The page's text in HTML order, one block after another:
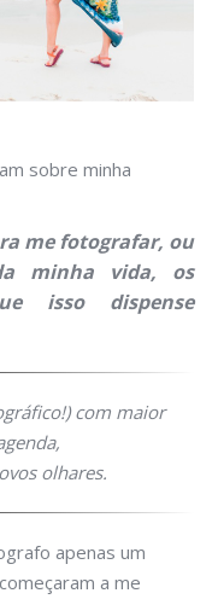
sobre minha
me fotografar, ou
minha vida, os
isso dispense
com maior
olhares.
apenas um
a me